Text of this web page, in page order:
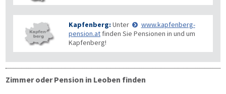
Kapfenberg: Unter
www.kapfenberg-
pension.at finden Sie Pensionen in und um
Kapfenberg!
Zimmer oder Pension in Leoben finden